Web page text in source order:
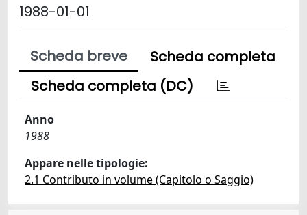
1988-01-01
Scheda breve
Scheda completa
Scheda completa (DC)
Anno
1988
Appare nelle tipologie:
2.1 Contributo in volume (Capitolo o Saggio)